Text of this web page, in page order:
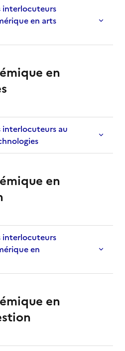
interlocuteurs
en arts
en
interlocuteurs au
en
interlocuteurs
en
en